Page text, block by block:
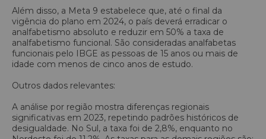
Além disso, a Meta 9 estabelece que, até o final da
vigência do plano em 2024, o país deverá erradicar o
analfabetismo absoluto e reduzir em 50% a taxa de
analfabetismo funcional. São consideradas analfabetas
funcionais pelo IBGE as pessoas de 15 anos ou mais de
idade com menos de cinco anos de estudo.
Outros dados relevantes:
A análise por região mostra diferenças regionais
significativas em 2023, repetindo padrões históricos de
desigualdade. No Sul, a taxa foi de 2,8%, enquanto no